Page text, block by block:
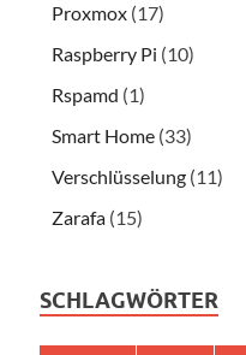
Proxmox (17)
Raspberry Pi (10)
Rspamd (1)
Smart Home (33)
Verschlüsselung (11)
Zarafa (15)
SCHLAGWÖRTER